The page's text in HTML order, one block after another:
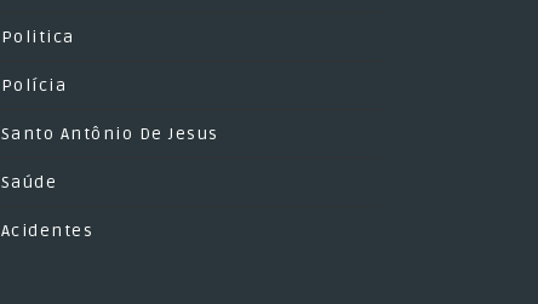
Politica
Polícia
Santo Antônio De Jesus
Saúde
Acidentes